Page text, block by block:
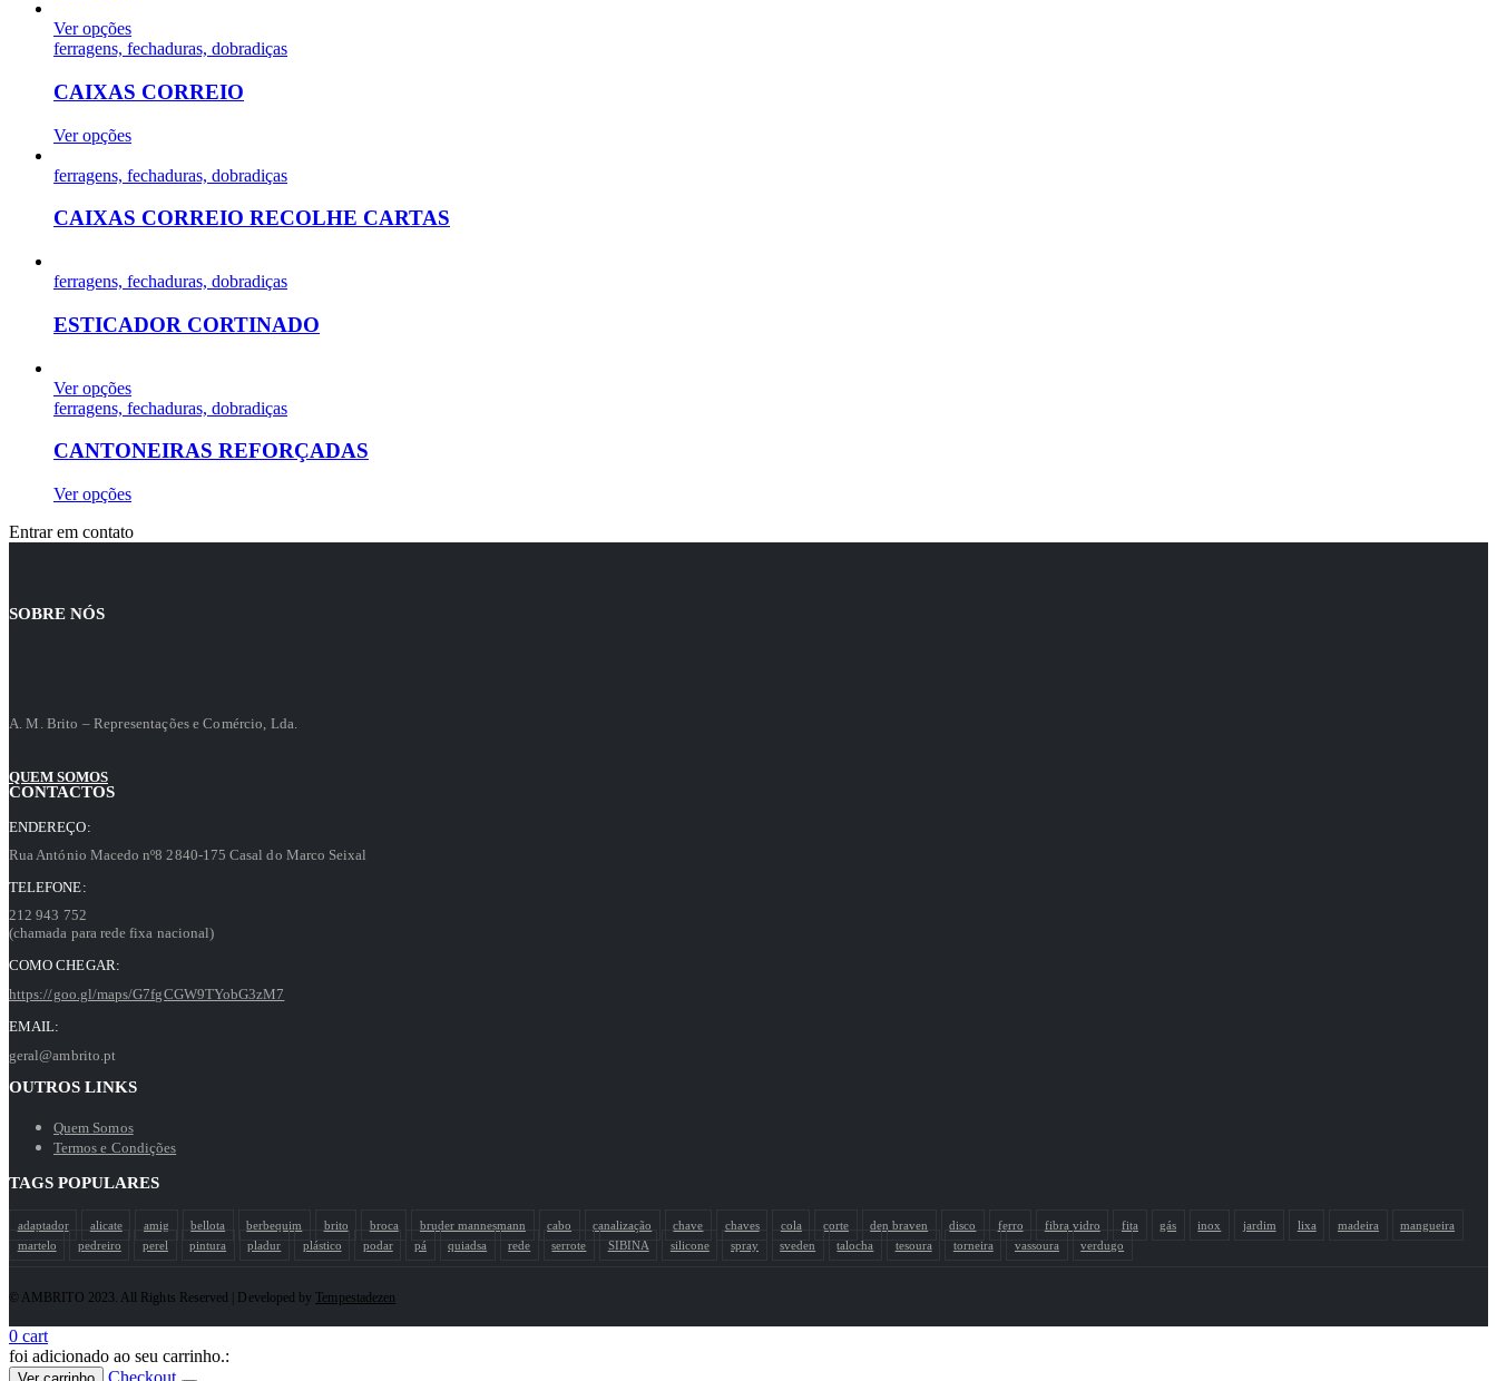
Ver opções
ferragens, fechaduras, dobradiças
CAIXAS CORREIO
Ver opções
ferragens, fechaduras, dobradiças
CAIXAS CORREIO RECOLHE CARTAS
ferragens, fechaduras, dobradiças
ESTICADOR CORTINADO
Ver opções
ferragens, fechaduras, dobradiças
CANTONEIRAS REFORÇADAS
Ver opções
Entrar em contato
SOBRE NÓS
A. M. Brito – Representações e Comércio, Lda.
QUEM SOMOS
CONTACTOS
ENDEREÇO:
Rua António Macedo nº8 2840-175 Casal do Marco Seixal
TELEFONE:
212 943 752
(chamada para rede fixa nacional)
COMO CHEGAR:
https://goo.gl/maps/G7fgCGW9TYobG3zM7
EMAIL:
geral@ambrito.pt
OUTROS LINKS
Quem Somos
Termos e Condições
TAGS POPULARES
adaptador alicate amig bellota berbequim brito broca bruder mannesmann cabo canalização chave chaves cola corte den braven disco ferro fibra vidro fita gás inox jardim lixa madeira
mangueira
martelo
pedreiro perel pintura pladur plástico podar pá quiadsa rede serrote SIBINA silicone spray sveden talocha tesoura torneira vassoura verdugo
© AMBRITO 2023. All Rights Reserved | Developed byTempestadezen
0 cart
foi adicionado ao seu carrinho.:
Checkout